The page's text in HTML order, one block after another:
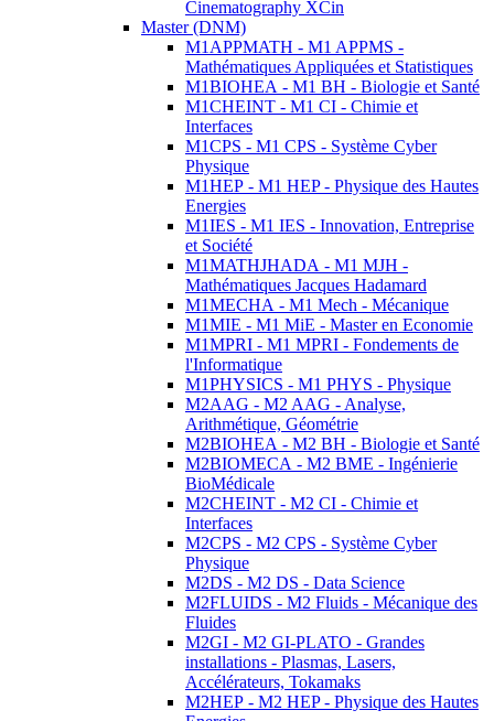
Cinematography XCin
Master (DNM)
M1APPMATH - M1 APPMS -
Mathématiques Appliquées et Statistiques
M1BIOHEA - M1 BH - Biologie et Santé
M1CHEINT - M1 CI - Chimie et
Interfaces
M1CPS - M1 CPS - Système Cyber
Physique
M1HEP - M1 HEP - Physique des Hautes
Energies
M1IES - M1 IES - Innovation, Entreprise
et Société
M1MATHJHADA - M1 MJH -
Mathématiques Jacques Hadamard
M1MECHA - M1 Mech - Mécanique
M1MIE - M1 MiE - Master en Economie
M1MPRI - M1 MPRI - Fondements de
l'Informatique
M1PHYSICS - M1 PHYS - Physique
M2AAG - M2 AAG - Analyse,
Arithmétique, Géométrie
M2BIOHEA - M2 BH - Biologie et Santé
M2BIOMECA - M2 BME - Ingénierie
BioMédicale
M2CHEINT - M2 CI - Chimie et
Interfaces
M2CPS - M2 CPS - Système Cyber
Physique
M2DS - M2 DS - Data Science
M2FLUIDS - M2 Fluids - Mécanique des
Fluides
M2GI - M2 GI-PLATO - Grandes
installations - Plasmas, Lasers,
Accélérateurs, Tokamaks
M2HEP - M2 HEP - Physique des Hautes